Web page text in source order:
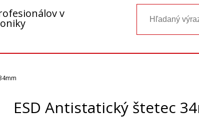
v
ESD Antistatický štetec